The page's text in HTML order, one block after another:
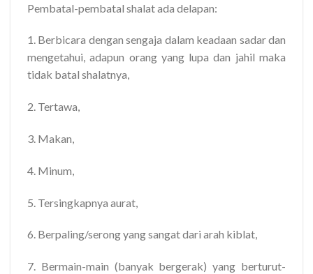
Pembatal-pembatal shalat ada delapan:
1. Berbicara dengan sengaja dalam keadaan sadar dan
mengetahui, adapun orang yang lupa dan jahil maka
tidak batal shalatnya,
2. Tertawa,
3. Makan,
4. Minum,
5. Tersingkapnya aurat,
6. Berpaling/serong yang sangat dari arah kiblat,
7. Bermain-main (banyak bergerak) yang berturut-